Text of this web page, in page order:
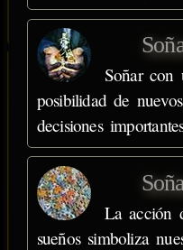
Soñar con
posibilidad de
decisiones
La acción
sueños simboliza